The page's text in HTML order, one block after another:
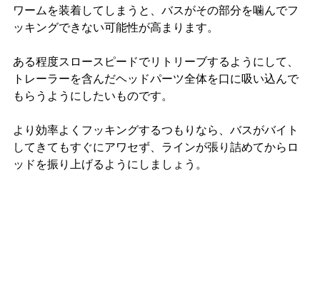
ワームを装着してしまうと、バスがその部分を噛んでフ
ッキングできない可能性が高まります。
ある程度スロースピードでリトリーブするようにして、
トレーラーを含んだヘッドパーツ全体を口に吸い込んで
もらうようにしたいものです。
より効率よくフッキングするつもりなら、バスがバイト
してきてもすぐにアワセず、ラインが張り詰めてからロ
ッドを振り上げるようにしましょう。